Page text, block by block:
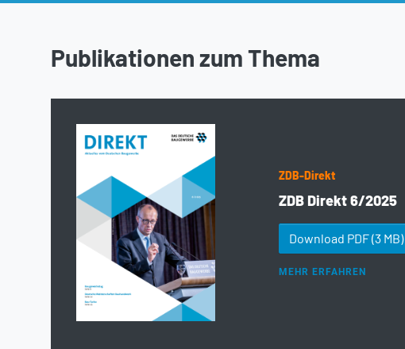
Publikationen zum Thema
ZDB-Direkt
ZDB Direkt 6/2025
Download PDF(3 MB)
MEHR ERFAHREN